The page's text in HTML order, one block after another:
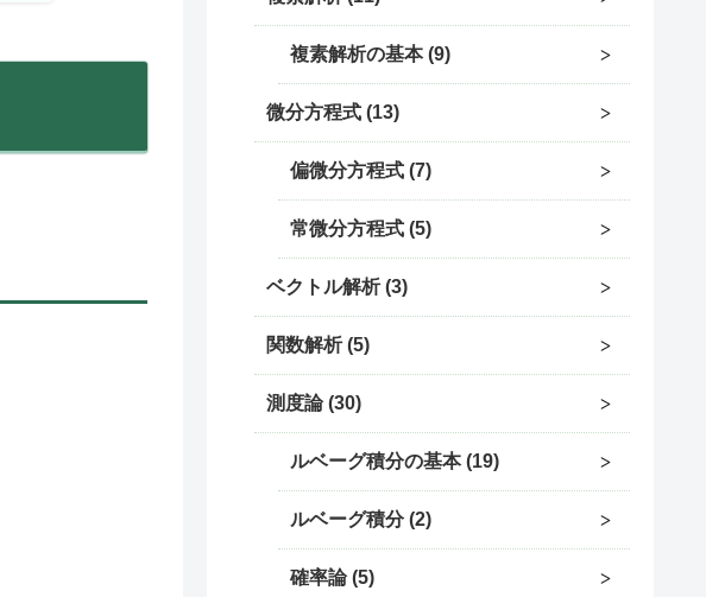
複素解析の基本 9
微分方程式 13
偏微分方程式 7
常微分方程式 5
ベクトル解析 3
関数解析 5
測度論 30
ルベーグ積分の基本 19
ルベーグ積分 2
確率論 5